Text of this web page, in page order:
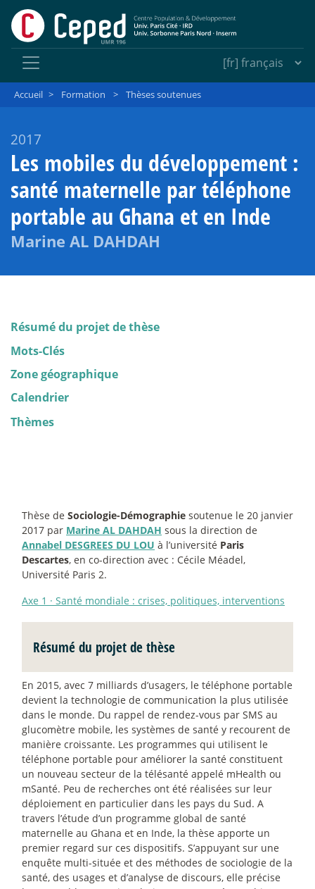
Accueil > Formation > Thèses soutenues
2017
Les mobiles du développement :
santé maternelle par téléphone
portable au Ghana et en Inde
Marine AL DAHDAH
Résumé du projet de thèse
Mots-Clés
Zone géographique
Calendrier
Thèmes
Thèse de Sociologie-Démographie soutenue le 20 janvier
2017 par Marine AL DAHDAH sous la direction de
Annabel DESGREES DU LOU à l’université Paris
Descartes, en co-direction avec : Cécile Méadel,
Université Paris 2.
Axe 1 · Santé mondiale : crises, politiques, interventions
Résumé du projet de thèse
En 2015, avec 7 milliards d’usagers, le téléphone portable
devient la technologie de communication la plus utilisée
dans le monde. Du rappel de rendez-vous par SMS au
glucomètre mobile, les systèmes de santé y recourent de
manière croissante. Les programmes qui utilisent le
téléphone portable pour améliorer la santé constituent
un nouveau secteur de la télésanté appelé mHealth ou
mSanté. Peu de recherches ont été réalisées sur leur
déploiement en particulier dans les pays du Sud. A
travers l’étude d’un programme global de santé
maternelle au Ghana et en Inde, la thèse apporte un
premier regard sur ces dispositifs. S’appuyant sur une
enquête multi-située et des méthodes de sociologie de la
santé, des usages et d’analyse de discours, elle précise